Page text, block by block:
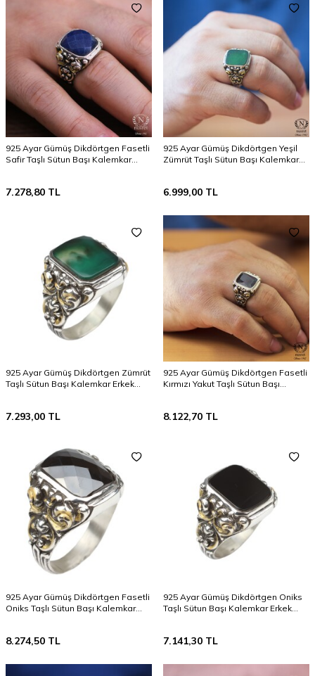
925 Ayar Gümüş Dikdörtgen Fasetli
Safir Taşlı Sütun Başı Kalemkar
7.278,80 TL
925 Ayar Gümüş Dikdörtgen Yeşil
Zümrüt Taşlı Sütun Başı Kalemkar
6.999,00 TL
925 Ayar Gümüş Dikdörtgen Zümrüt
Taşlı Sütun Başı Kalemkar Erkek
7.293,00 TL
925 Ayar Gümüş Dikdörtgen Fasetli
Kırmızı Yakut Taşlı Sütun Başı
8.122,70 TL
925 Ayar Gümüş Dikdörtgen Fasetli
Oniks Taşlı Sütun Başı Kalemkar
8.274,50 TL
925 Ayar Gümüş Dikdörtgen Oniks
Taşlı Sütun Başı Kalemkar Erkek
7.141,30 TL